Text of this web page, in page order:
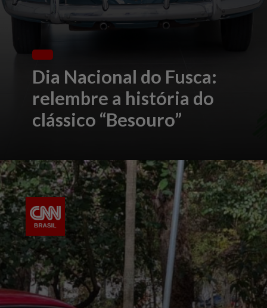
Dia Nacional do Fusca:
relembre a história do
clássico “Besouro”